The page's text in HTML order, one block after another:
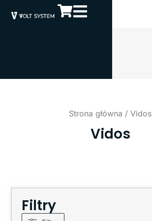
Strona główna / Vidos
Vidos
Filtry